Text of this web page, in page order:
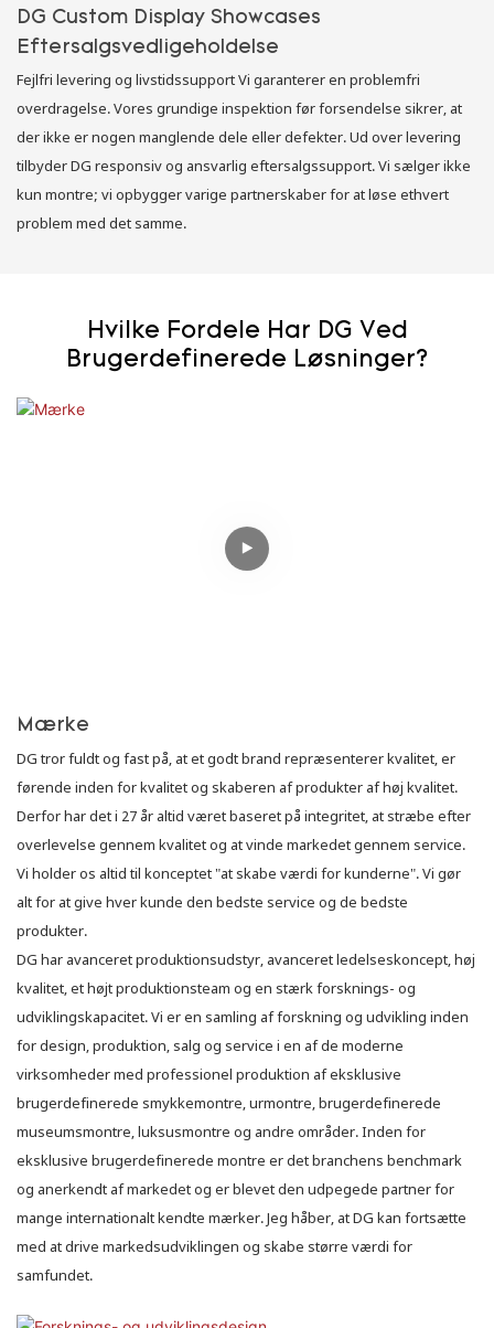
DG Custom Display Showcases
Eftersalgsvedligeholdelse
Fejlfri levering og livstidssupport Vi garanterer en problemfri
overdragelse. Vores grundige inspektion før forsendelse sikrer, at
der ikke er nogen manglende dele eller defekter. Ud over levering
tilbyder DG responsiv og ansvarlig eftersalgssupport. Vi sælger ikke
kun montre; vi opbygger varige partnerskaber for at løse ethvert
problem med det samme.
Hvilke Fordele Har DG Ved
Brugerdefinerede Løsninger?
Mærke
DG tror fuldt og fast på, at et godt brand repræsenterer kvalitet, er
førende inden for kvalitet og skaberen af ​​produkter af høj kvalitet.
Derfor har det i 27 år altid været baseret på integritet, at stræbe efter
overlevelse gennem kvalitet og at vinde markedet gennem service.
Vi holder os altid til konceptet "at skabe værdi for kunderne". Vi gør
alt for at give hver kunde den bedste service og de bedste
produkter.
DG har avanceret produktionsudstyr, avanceret ledelseskoncept, høj
kvalitet, et højt produktionsteam og en stærk forsknings- og
udviklingskapacitet. Vi er en samling af forskning og udvikling inden
for design, produktion, salg og service i en af ​​de moderne
virksomheder med professionel produktion af eksklusive
brugerdefinerede smykkemontre, urmontre, brugerdefinerede
museumsmontre, luksusmontre og andre områder. Inden for
eksklusive brugerdefinerede montre er det branchens benchmark
og anerkendt af markedet og er blevet den udpegede partner for
mange internationalt kendte mærker. Jeg håber, at DG kan fortsætte
med at drive markedsudviklingen og skabe større værdi for
samfundet.